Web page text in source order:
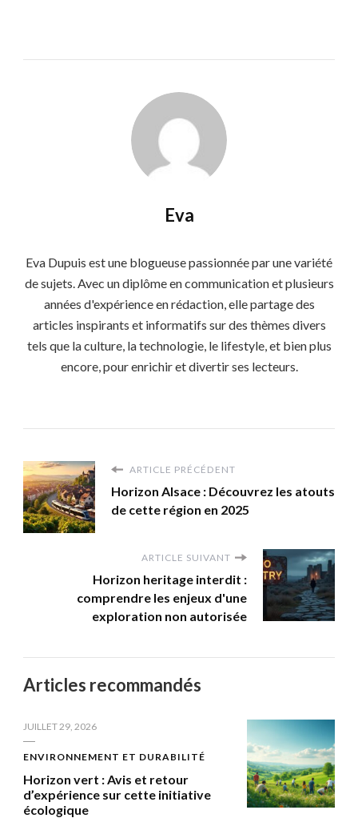
Eva
Eva Dupuis est une blogueuse passionnée par une variété
de sujets. Avec un diplôme en communication et plusieurs
années d'expérience en rédaction, elle partage des
articles inspirants et informatifs sur des thèmes divers
tels que la culture, la technologie, le lifestyle, et bien plus
encore, pour enrichir et divertir ses lecteurs.
ARTICLE PRÉCÉDENT
Horizon Alsace : Découvrez les atouts
de cette région en 2025
ARTICLE SUIVANT
Horizon heritage interdit :
comprendre les enjeux d'une
exploration non autorisée
Articles recommandés
JUILLET 29, 2026
ENVIRONNEMENT ET DURABILITÉ
Horizon vert : Avis et retour
d’expérience sur cette initiative
écologique